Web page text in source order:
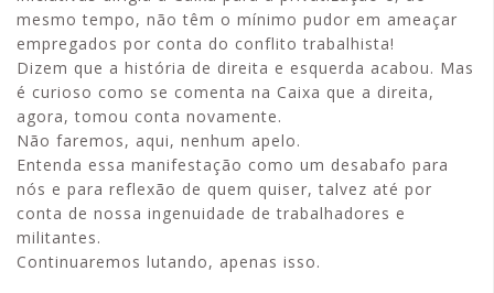
mesmo tempo, não têm o mínimo pudor em ameaçar
empregados por conta do conflito trabalhista!
Dizem que a história de direita e esquerda acabou. Mas
é curioso como se comenta na Caixa que a direita,
agora, tomou conta novamente.
Não faremos, aqui, nenhum apelo.
Entenda essa manifestação como um desabafo para
nós e para reflexão de quem quiser, talvez até por
conta de nossa ingenuidade de trabalhadores e
militantes.
Continuaremos lutando, apenas isso.